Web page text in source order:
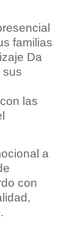
familias
Da
sus
las
a
con